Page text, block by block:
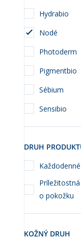
Hydrabio
Nodé
Photoderm
Pigmentbio
Sébium
Sensibio
DRUH
o pokožku
KOŽNÝ DRUH